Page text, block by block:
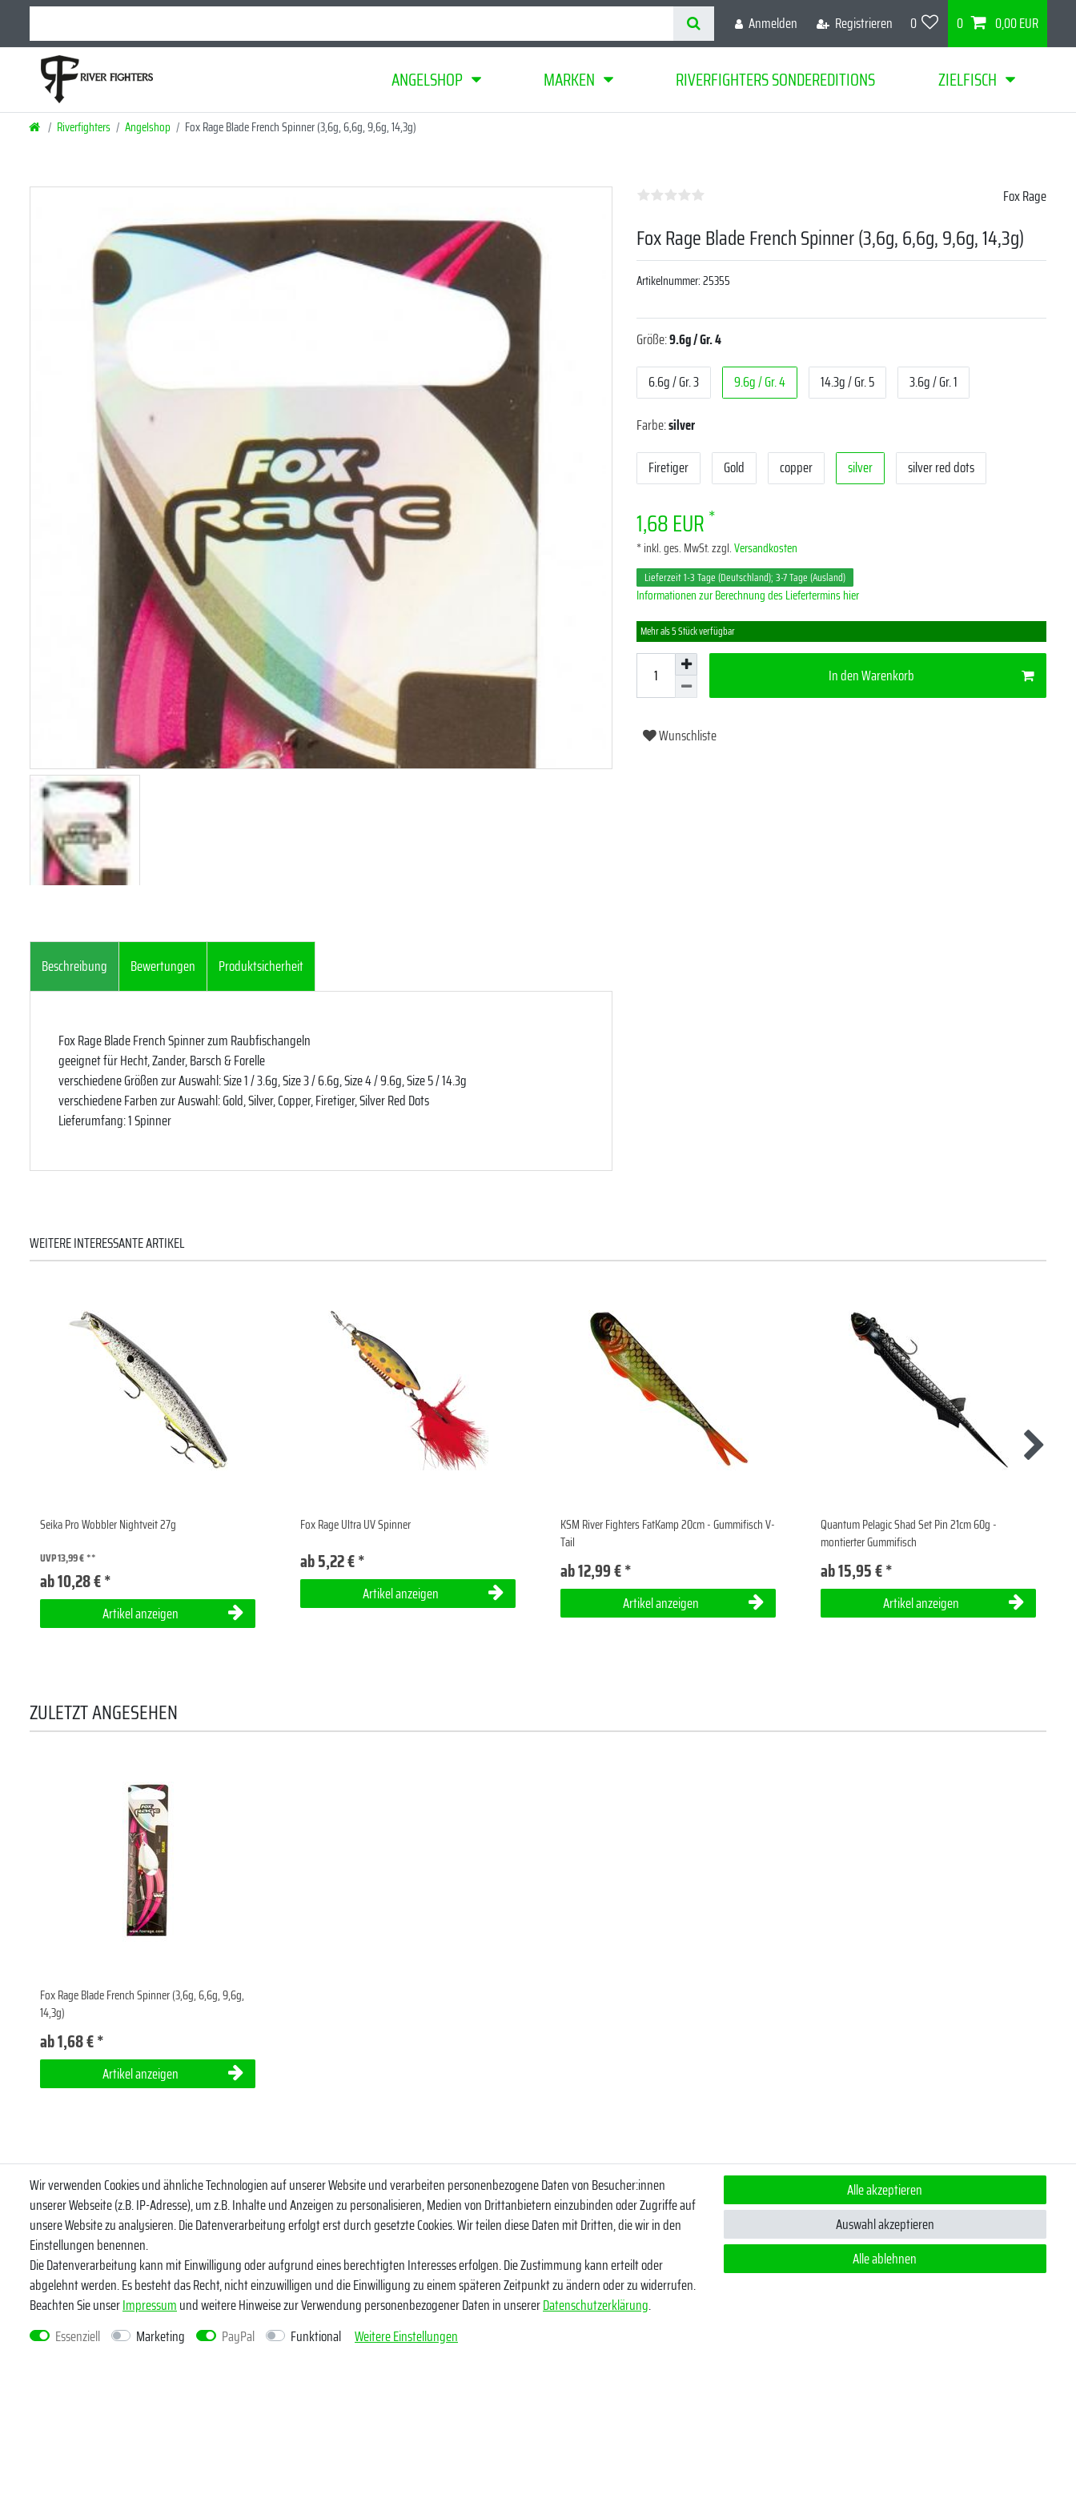
Anmelden Registrieren 0 0 0,00 EUR
ANGELSHOP MARKEN RIVERFIGHTERS SONDEREDITIONS ZIELFISCH
Riverfighters Angelshop Fox Rage Blade French Spinner (3,6g, 6,6g, 9,6g, 14,3g)
Fox Rage
Fox Rage Blade French Spinner (3,6g, 6,6g, 9,6g, 14,3g)
Artikelnummer:25355
Größe:9.6g / Gr. 4
6.6g / Gr. 3 9.6g / Gr. 4 14.3g / Gr. 5 3.6g / Gr. 1
Farbe:silver
Firetiger Gold copper silver silver red dots
1,68 EUR *
* inkl. ges. MwSt. zzgl.Versandkosten
Lieferzeit 1-3 Tage (Deutschland); 3-7 Tage (Ausland)
Informationen zur Berechnung des Liefertermins hier
Mehr als 5 Stück verfügbar
In den Warenkorb
Wunschliste
Beschreibung Bewertungen Produktsicherheit
Fox Rage Blade French Spinner zum Raubfischangeln
geeignet für Hecht, Zander, Barsch & Forelle
verschiedene Größen zur Auswahl: Size 1 / 3.6g, Size 3 / 6.6g, Size 4 / 9.6g, Size 5 / 14.3g
verschiedene Farben zur Auswahl: Gold, Silver, Copper, Firetiger, Silver Red Dots
Lieferumfang: 1 Spinner
WEITERE INTERESSANTE ARTIKEL
Seika Pro Wobbler Nightveit 27g
UVP 13,99 €
ab 10,28 € *
Artikel anzeigen
Fox Rage Ultra UV Spinner
ab 5,22 € *
Artikel anzeigen
KSM River Fighters FatKamp 20cm - Gummifisch V-
Tail
ab 12,99 € *
Artikel anzeigen
Quantum Pelagic Shad Set Pin 21cm 60g -
montierter Gummifisch
ab 15,95 € *
Artikel anzeigen
ZULETZT ANGESEHEN
Fox Rage Blade French Spinner (3,6g, 6,6g, 9,6g,
14,3g)
ab 1,68 € *
Artikel anzeigen
Abonniere unseren Newsletter und bleibe so über unsere Neuheiten und Angebote informiert.
VORNAME NACHNAME
E-MAIL **
Newsletter
Honig
Hiermit bestätige ich, dass ich dieDaten­schutz­erklärung gelesen habe. Meine Einwilligung kann ich jederzeit
widerrufen.**
Wir verwenden Cookies und ähnliche Technologien auf unserer Website und verarbeiten personenbezogene Daten von Besucher:innen
unserer Webseite (z.B. IP-Adresse), um z.B. Inhalte und Anzeigen zu personalisieren, Medien von Drittanbietern einzubinden oder Zugriffe auf
unsere Website zu analysieren. Die Datenverarbeitung erfolgt erst durch gesetzte Cookies. Wir teilen diese Daten mit Dritten, die wir in den
Einstellungen benennen.
Die Datenverarbeitung kann mit Einwilligung oder aufgrund eines berechtigten Interesses erfolgen. Die Zustimmung kann erteilt oder
abgelehnt werden. Es besteht das Recht, nicht einzuwilligen und die Einwilligung zu einem späteren Zeitpunkt zu ändern oder zu widerrufen.
Beachten Sie unserImpressumund weitere Hinweise zur Verwendung personenbezogener Daten in unsererDaten­schutz­erklärung.
Essenziell
Marketing PayPal Funktional Weitere Einstellungen
Alle akzeptieren
Alle ablehnen
Auswahl akzeptieren